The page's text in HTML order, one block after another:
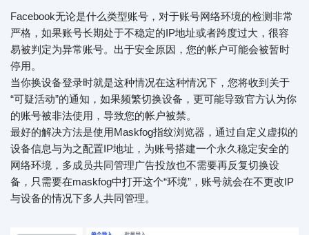
Facebook无论是什么类型账号，对于账号网络环境的检测非常
严格，如果账号长期处于不稳定的IP地址或者跨度过大，很容
易被判定为异常账号。出于安全原因，您的帐户可能会被暂时
停用。
当你换设备登录时就是这种情况在这种情况下，您将收到关于
“可疑活动”的通知，如果频繁切换设备，更可能导致官方认为你
的账号被非法使用，导致您的帐户被禁。
最好的解决方法是使用Maskfog指纹浏览器，通过自定义虚拟的
设备信息与为之配置IP地址，为账号搭建一个永久稳定安全的
网络环境，多成员共同管理广告投放也不需要再反复切换设
备，只需要在maskfog中打开这个“环境”，账号就会在不更改IP
与设备的情况下多人共同管理。